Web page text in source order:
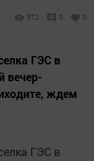
572 0 0
ГЭС в
вечер-
ждем
ГЭС в